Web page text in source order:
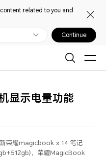
related to you and
Continue
显示电量功能
荣耀magicbook x 14 笔记
，荣耀MagicBook